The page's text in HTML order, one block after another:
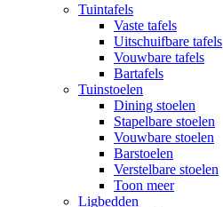
Tuintafels
Vaste tafels
Uitschuifbare tafels
Vouwbare tafels
Bartafels
Tuinstoelen
Dining stoelen
Stapelbare stoelen
Vouwbare stoelen
Barstoelen
Verstelbare stoelen
Toon meer
Ligbedden